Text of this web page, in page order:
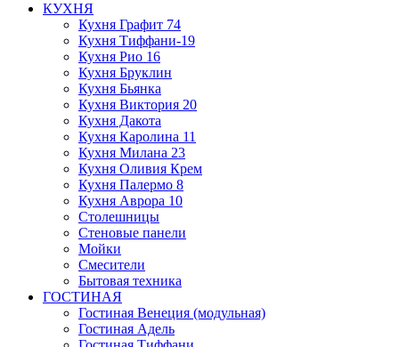
КУХНЯ
Кухня Графит 74
Кухня Тиффани-19
Кухня Рио 16
Кухня Бруклин
Кухня Бьянка
Кухня Виктория 20
Кухня Дакота
Кухня Каролина 11
Кухня Милана 23
Кухня Оливия Крем
Кухня Палермо 8
Кухня Аврора 10
Столешницы
Стеновые панели
Мойки
Смесители
Бытовая техника
ГОСТИНАЯ
Гостиная Венеция (модульная)
Гостиная Адель